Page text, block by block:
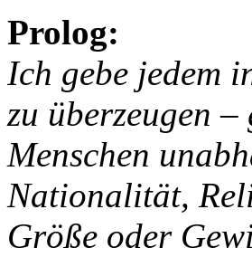
Prolog:
Ich gebe jedem
zu überzeugen
Menschen
Nationalität,
Größe oder